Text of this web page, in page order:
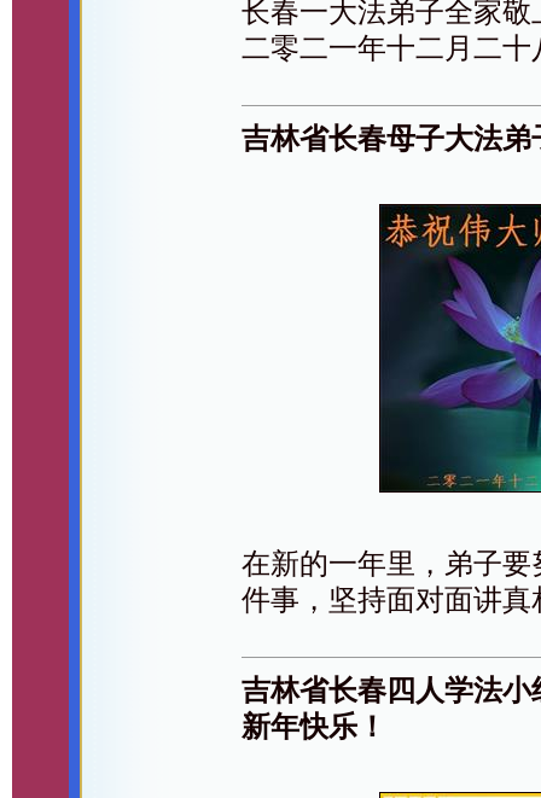
长春一大法弟子全家敬
二零二一年十二月二十
吉林省长春母子大法
在新的一年里，弟子
件事，坚持面对面讲
吉林省长春四人学法
新年快乐！